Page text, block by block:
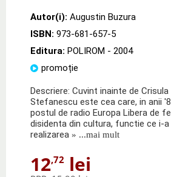
Autor(i): Augustin Buzura
ISBN: 973-681-657-5
Editura: POLIROM - 2004
promoție
Descriere: Cuvint inainte de
Stefanescu este cea care, in anii
postul de radio Europa Libera de
disidenta din cultura, functie ce i-a
realizarea » ...mai mult
12,72 lei